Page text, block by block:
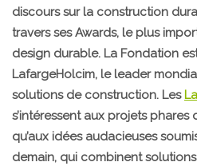
discours sur la construction
travers ses Awards, le plus
design durable. La Fondation
LafargeHolcim, le leader
solutions de construction. Les
s’intéressent aux projets phares
qu’aux idées audacieuses
demain, qui combinent